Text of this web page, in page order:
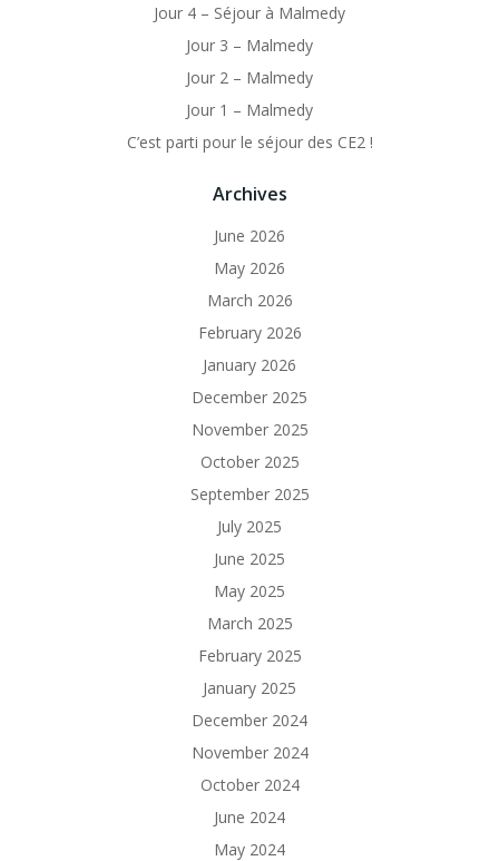
Jour 4 – Séjour à Malmedy
Jour 3 – Malmedy
Jour 2 – Malmedy
Jour 1 – Malmedy
C’est parti pour le séjour des CE2 !
Archives
June 2026
May 2026
March 2026
February 2026
January 2026
December 2025
November 2025
October 2025
September 2025
July 2025
June 2025
May 2025
March 2025
February 2025
January 2025
December 2024
November 2024
October 2024
June 2024
May 2024